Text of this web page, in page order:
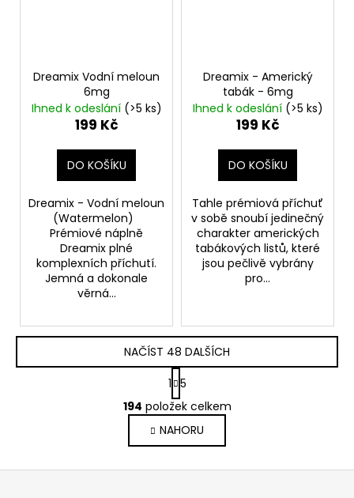
Dreamix Vodní meloun
6mg
Ihned k odeslání (>5 ks)
199 Kč
DO KOŠÍKU
Dreamix - Vodní meloun
(Watermelon)
Prémiové náplně
Dreamix plné
komplexních příchutí.
Jemná a dokonale
věrná...
Dreamix - Americký
tabák - 6mg
Ihned k odeslání (>5 ks)
199 Kč
DO KOŠÍKU
Tahle prémiová příchuť
v sobě snoubí jedinečný
charakter amerických
tabákových listů, které
jsou pečlivě vybrány
pro...
O
v
l
á
d
NAČÍST 48 DALŠÍCH
S
t
r
á
n
k
o
1 5
194 položek celkem
NAHORU
Z